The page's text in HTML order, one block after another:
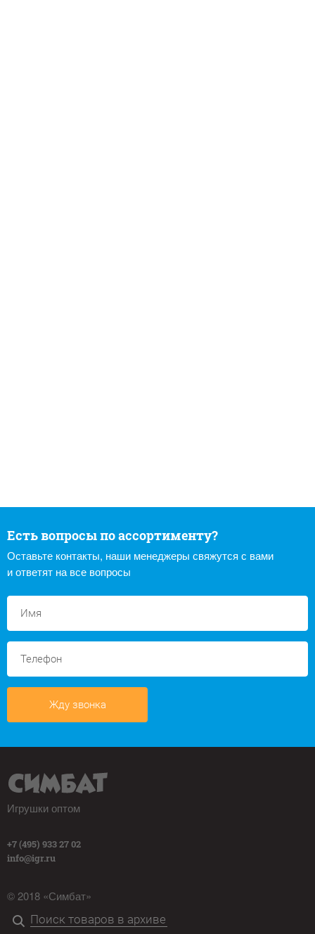
Есть вопросы по ассортименту?
Оставьте контакты, наши менеджеры свяжутся с вами
и ответят на все вопросы
Жду звонка
Игрушки оптом
+7 (495) 933 27 02
info@igr.ru
© 2018 «Симбат»